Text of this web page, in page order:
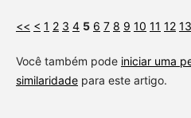
<< < 1 2 3 4 5 6 7 8 9 10 11 12 13
Você também pode iniciar uma
similaridadepara este artigo.